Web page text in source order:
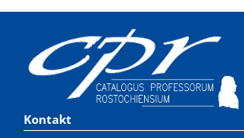
Kontakt